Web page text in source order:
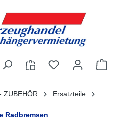
ZUBEHÖR
Ersatzteile
Radbremsen